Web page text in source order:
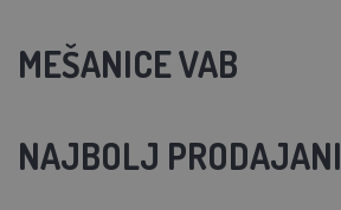
MEŠANICE VAB
NAJBOLJ PRODAJANI